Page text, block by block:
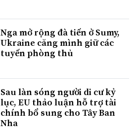
Nga mở rộng đà tiến ở Sumy,
Ukraine căng mình giữ các
tuyến phòng thủ
Sau làn sóng người di cư kỷ
lục, EU thảo luận hỗ trợ tài
chính bổ sung cho Tây Ban
Nha